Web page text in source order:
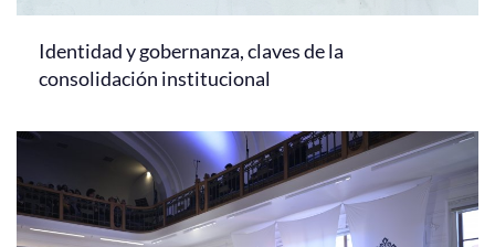
Identidad y gobernanza, claves de la
consolidación institucional